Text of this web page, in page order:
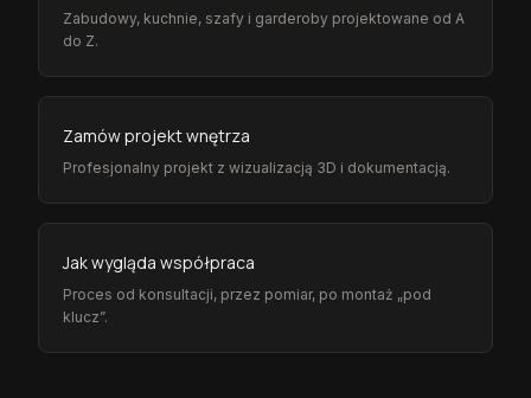
Zabudowy, kuchnie, szafy i garderoby projektowane od A
do Z.
Zamów projekt wnętrza
Profesjonalny projekt z wizualizacją 3D i dokumentacją.
Jak wygląda współpraca
Proces od konsultacji, przez pomiar, po montaż „pod
klucz”.